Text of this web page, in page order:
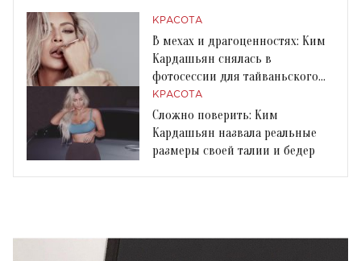
КРАСОТА
В мехах и драгоценностях: Ким
Кардашьян снялась в
фотосессии для тайваньского
Vogue
КРАСОТА
Сложно поверить: Ким
Кардашьян назвала реальные
размеры своей талии и бедер